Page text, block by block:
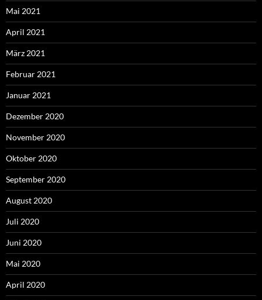
Mai 2021
April 2021
März 2021
Februar 2021
Januar 2021
Dezember 2020
November 2020
Oktober 2020
September 2020
August 2020
Juli 2020
Juni 2020
Mai 2020
April 2020